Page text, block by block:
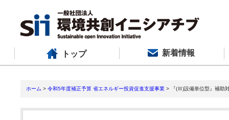
トップ 新着情報
ホーム > 令和5年度補正予算 省エネルギー投資促進支援事業 > 『(Ⅲ)設備単位型』補助